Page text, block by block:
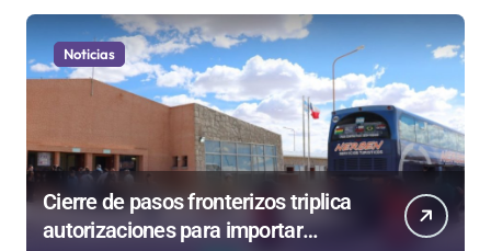
Noticias
Cierre de pasos fronterizos triplica
autorizaciones para importar